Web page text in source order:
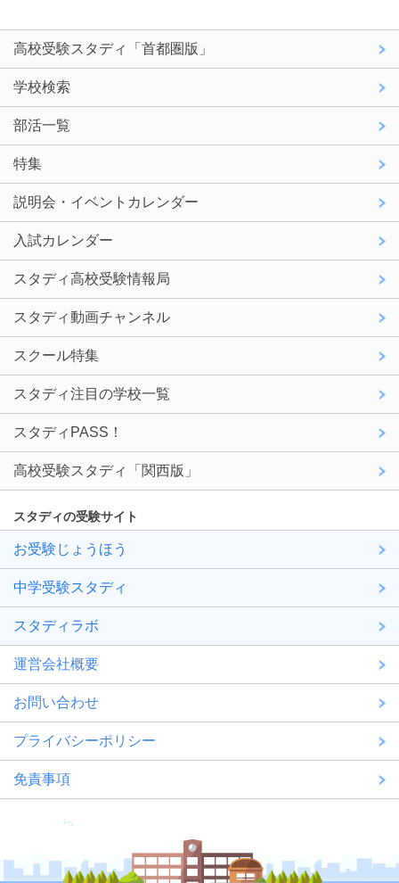
高校受験スタディ「首都圏版」
学校検索
部活一覧
特集
説明会・イベントカレンダー
入試カレンダー
スタディ高校受験情報局
スタディ動画チャンネル
スクール特集
スタディ注目の学校一覧
スタディPASS！
高校受験スタディ「関西版」
スタディの受験サイト
お受験じょうほう
中学受験スタディ
スタディラボ
運営会社概要
お問い合わせ
プライバシーポリシー
免責事項